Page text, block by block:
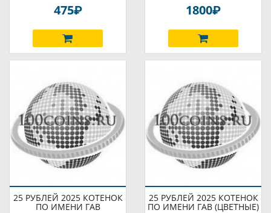
475P 1800P
25 РУБЛЕЙ 2025 КОТЕНОК
ПО ИМЕНИ ГАВ
25 РУБЛЕЙ 2025 КОТЕНОК
ПО ИМЕНИ ГАВ (ЦВЕТНЫЕ)